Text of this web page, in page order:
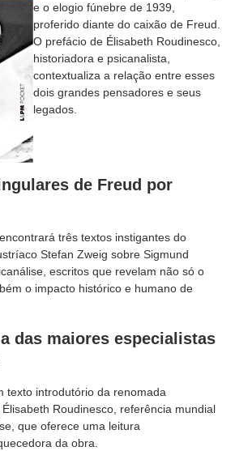
e o elogio fúnebre de 1939,
proferido diante do caixão de Freud.
O prefácio de Élisabeth Roudinesco,
historiadora e psicanalista,
contextualiza a relação entre esses
dois grandes pensadores e seus
legados.
de Freud por
três textos instigantes do
Stefan Zweig sobre Sigmund
escritos que revelam não só o
o impacto histórico e humano de
das maiores especialistas
texto introdutório da renomada
Roudinesco, referência mundial
que oferece uma leitura
da obra.